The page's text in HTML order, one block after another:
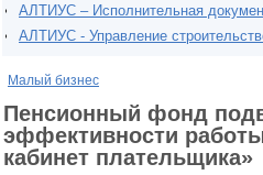
АЛТИУС – Исполнительная
АЛТИУС - Управление
Малый бизнес
Пенсионный фонд
эффективности
кабинет плательщика»